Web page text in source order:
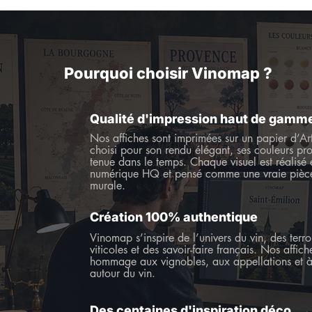
Pourquoi choisir Vinomap ?
Qualité d'impression haut de
Nos affiches sont imprimées sur un papier
choisi pour son rendu élégant, ses couleurs
tenue dans le temps. Chaque visuel est réalisé
numérique HQ et pensé comme une vraie
murale.
Création 100% authentique
Vinomap s’inspire de l’univers du vin, des
viticoles et des savoir-faire français. Nos
hommage aux vignobles, aux appellations et
autour du vin.